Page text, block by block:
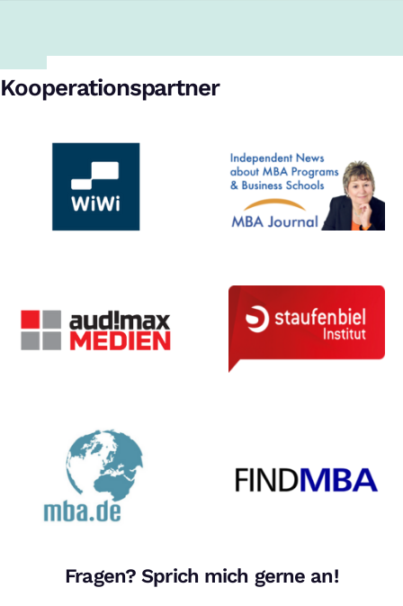
Kooperationspartner
Fragen? Sprich mich gerne an!